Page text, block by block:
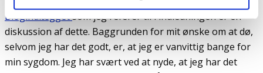
Blogindlæggetsom jeg referer til i indledningen er en
diskussion af dette. Baggrunden for mit ønske om at dø,
selvom jeg har det godt, er, at jeg er vanvittig bange for
min sygdom. Jeg har svært ved at nyde, at jeg har det